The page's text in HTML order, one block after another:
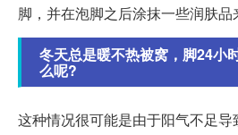
脚，并在泡脚之后涂抹一些润肤品
冬天总是暖不热被窝，脚24小
么呢?
这种情况很可能是由于阳气不足